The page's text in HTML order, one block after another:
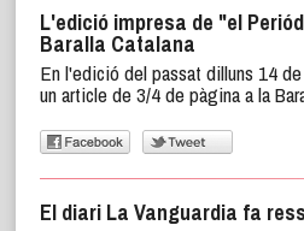
L'edició impresa de "el
Baralla Catalana
En l'edició del passat dilluns 14
un article de 3/4 de pàgina a la
El diari La Vanguardia fa